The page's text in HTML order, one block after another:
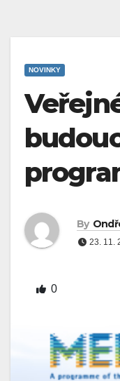
NOVINKY
By
23. 11.
0